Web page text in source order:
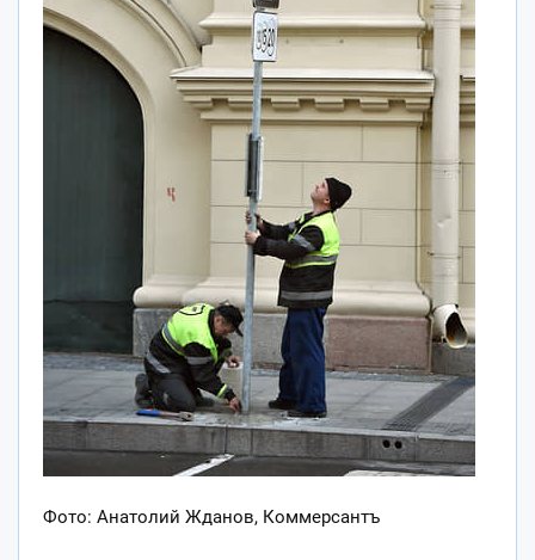
Фото: Анатолий Жданов, Коммерсантъ